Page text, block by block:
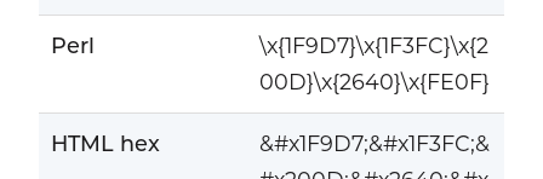
Perl
\x{1F9D7}\x{1F3FC}\x{2
00D}\x{2640}\x{FE0F}
HTML hex
&#x1F9D7;&#x1F3FC;&